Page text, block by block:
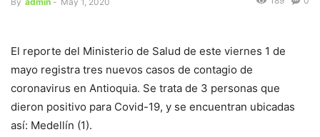
El reporte del Ministerio de Salud de este viernes 1 de
mayo registra tres nuevos casos de contagio de
coronavirus en Antioquia. Se trata de 3 personas que
dieron positivo para Covid-19, y se encuentran ubicadas
así: Medellín (1).